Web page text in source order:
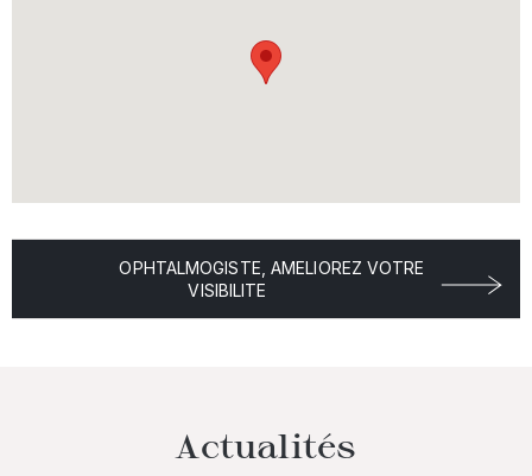
OPHTALMOGISTE, AMELIOREZ VOTRE
VISIBILITE
Actualités